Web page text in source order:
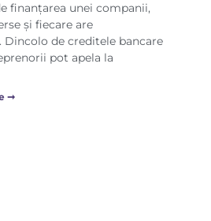
finanțarea unei companii,
și fiecare are
de creditele bancare
pot apela la
➞